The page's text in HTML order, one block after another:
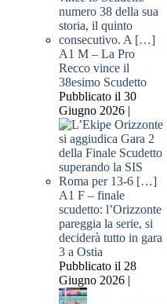
A1 M – La Pro
Recco vince il
38esimo Scudetto
Pubblicato il 30
Giugno 2026 |
A1 F – finale
scudetto: l’Orizzonte
pareggia la serie, si
deciderà tutto in gara
3 a Ostia
Pubblicato il 28
Giugno 2026 |